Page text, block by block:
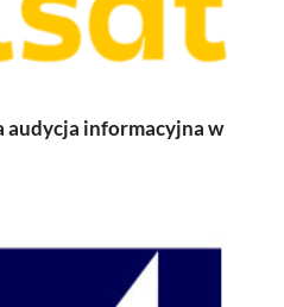
audycja informacyjna w